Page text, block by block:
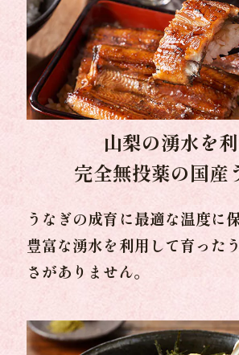
山梨の湧水を
完全無投薬の国産
うなぎの成育に最適な温度に
豊富な湧水を利用して育った
さがありません。